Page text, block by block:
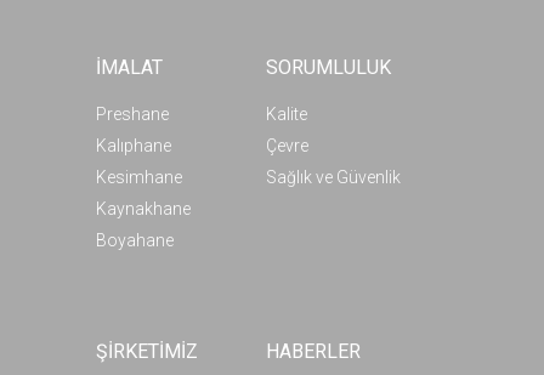
İMALAT
Preshane
Kalıphane
Kesimhane
Kaynakhane
Boyahane
SORUMLULUK
Kalite
Çevre
Sağlık ve Güvenlik
ŞİRKETİMİZ HABERLER